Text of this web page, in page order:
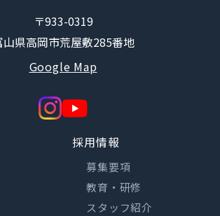
〒933-0319
山県高岡市荒屋敷285番地
Google Map
採用情報
募集要項
教育・研修
スタッフ紹介